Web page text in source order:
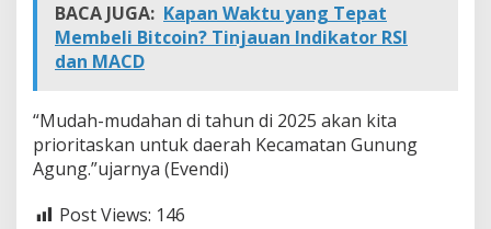
BACA JUGA: Kapan Waktu yang Tepat
Membeli Bitcoin? Tinjauan Indikator RSI
dan MACD
“Mudah-mudahan di tahun di 2025 akan kita
prioritaskan untuk daerah Kecamatan Gunung
Agung.”ujarnya (Evendi)
Post Views: 146